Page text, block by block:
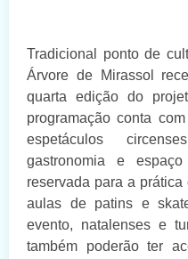
Tradicional ponto de
Árvore de Mirassol
quarta edição do
programação conta
espetáculos
gastronomia e
reservada para a
aulas de patins e
evento, natalenses e
também poderão ter